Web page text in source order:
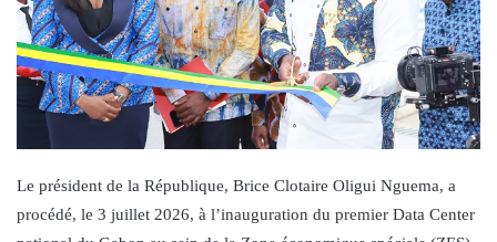
Le président de la République, Brice Clotaire Oligui Nguema, a
procédé, le 3 juillet 2026, à l’inauguration du premier Data Center